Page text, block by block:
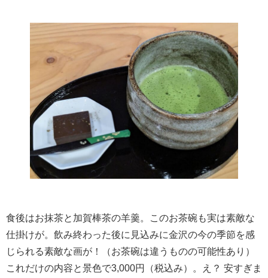
食後はお抹茶と加賀棒茶の羊羹。このお茶碗も実は素敵な
仕掛けが。飲み終わった後に見込みに金沢の今の季節を感
じられる素敵な画が！（お茶碗は違うものの可能性あり）
これだけの内容と景色で3,000円（税込み）。え？ 安すぎま